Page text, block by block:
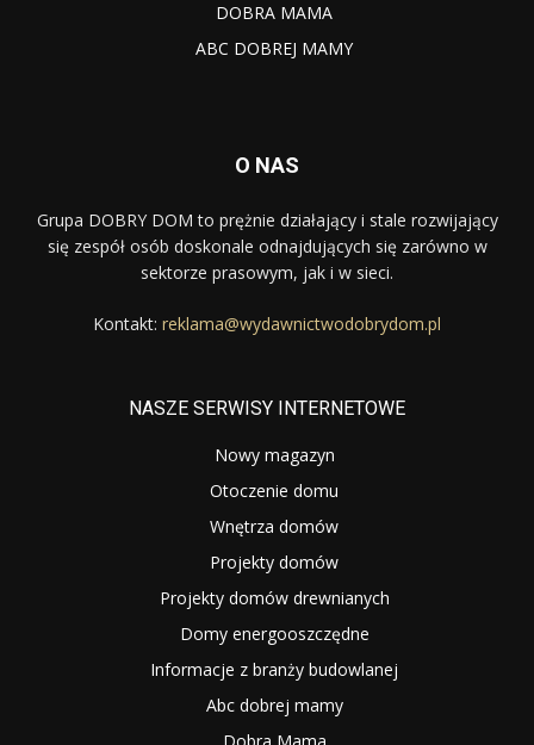
DOBRA MAMA
ABC DOBREJ MAMY
O NAS
Grupa DOBRY DOM to prężnie działający i stale rozwijający
się zespół osób doskonale odnajdujących się zarówno w
sektorze prasowym, jak i w sieci.
Kontakt: reklama@wydawnictwodobrydom.pl
NASZE SERWISY INTERNETOWE
Nowy magazyn
Otoczenie domu
Wnętrza domów
Projekty domów
Projekty domów drewnianych
Domy energooszczędne
Informacje z branży budowlanej
Abc dobrej mamy